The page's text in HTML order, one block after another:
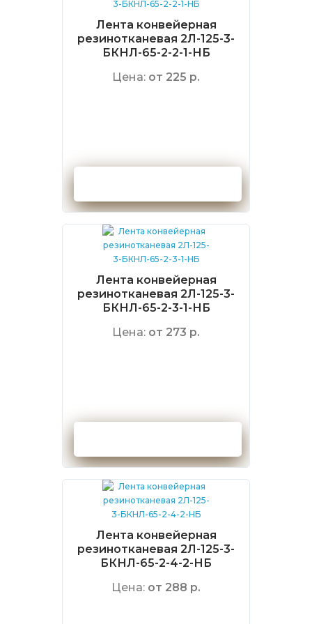
Лента конвейерная
резинотканевая 2Л-125-3-
БКНЛ-65-2-2-1-НБ
Цена: от 225 р.
Лента конвейерная
резинотканевая 2Л-125-3-
БКНЛ-65-2-3-1-НБ
Цена: от 273 р.
Лента конвейерная
резинотканевая 2Л-125-3-
БКНЛ-65-2-4-2-НБ
Цена: от 288 р.